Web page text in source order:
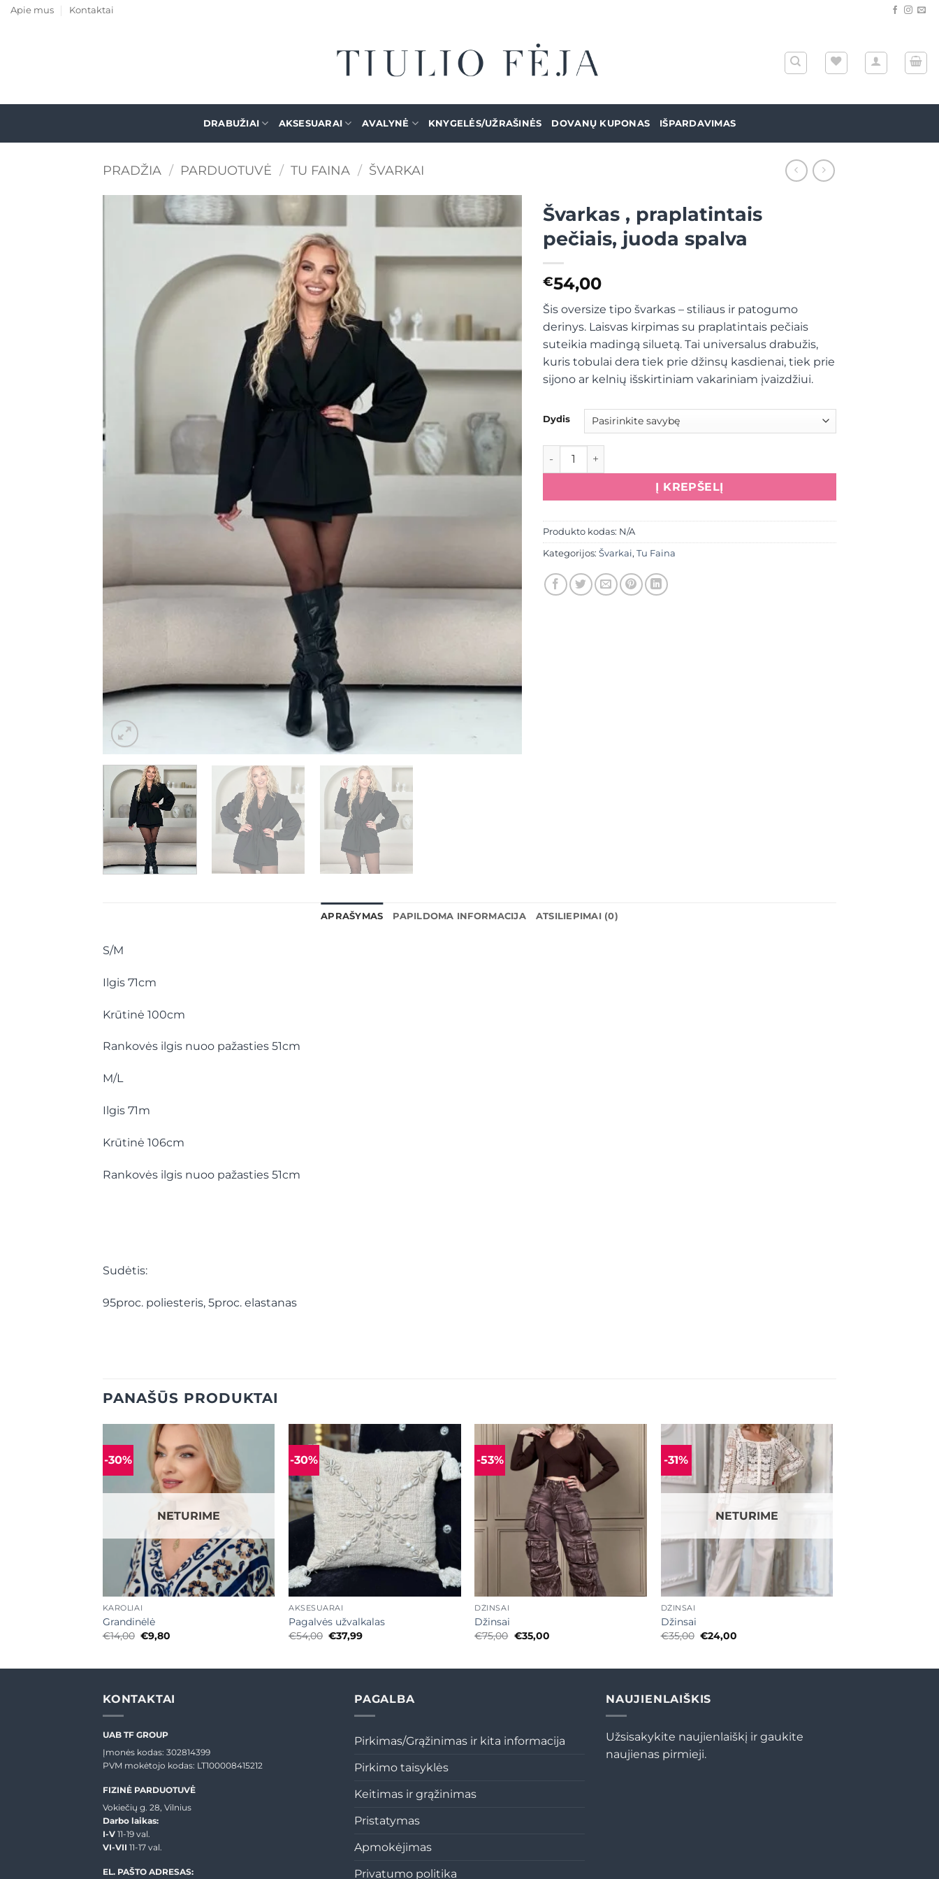
SkipApie mus Kontaktai
DRABUŽIAI AKSESUARAI AVALYNĖ KNYGELĖS/UŽRAŠINĖS DOVANŲ KUPONAS IŠPARDAVIMAS
PRADŽIA / PARDUOTUVĖ / TU FAINA / ŠVARKAI
Švarkas , praplatintais
pečiais, juoda spalva
€54,00
Šis oversize tipo švarkas – stiliaus ir patogumo
derinys. Laisvas kirpimas su praplatintais pečiais
suteikia madingą siluetą. Tai universalus drabužis,
kuris tobulai dera tiek prie džinsų kasdienai, tiek prie
sijono ar kelnių išskirtiniam vakariniam įvaizdžiui.
Dydis
produkto kiekis: Švarkas , praplatintais pečiais, juoda spalva
Į KREPŠELĮ
Produkto kodas: N/A
Kategorijos: Švarkai, Tu Faina
APRAŠYMAS PAPILDOMA INFORMACIJA ATSILIEPIMAI (0)
S/M
Ilgis 71cm
Krūtinė 100cm
Rankovės ilgis nuoo pažasties 51cm
M/L
Ilgis 71m
Krūtinė 106cm
Rankovės ilgis nuoo pažasties 51cm
Sudėtis:
95proc. poliesteris, 5proc. elastanas
PANAŠŪS PRODUKTAI
-30% Mėgstamiausias
NETURIME
KAROLIAI
Grandinėlė
€14,00 Original
price
€9,80
-30% Mėgstamiausias
+
AKSESUARAI
Pagalvės užvalkalas
€54,00 Original
price
€37,99Current
-53% Mėgstamiausias
DŽINSAI
Džinsai
€75,00 Original
price
€35,00Current
-31% Mėgstamiausias
+
NETURIME
DŽINSAI
Džinsai
€35,00 Original
price
€24,00Current
KONTAKTAI
UAB TF GROUP
Įmonės kodas: 302814399
PVM mokėtojo kodas: LT100008415212
FIZINĖ PARDUOTUVĖ
Vokiečių g. 28, Vilnius
Darbo laikas:
I-V 11-19 val.
VI-VII 11-17 val.
EL. PAŠTO ADRESAS:
PAGALBA
Pirkimas/Grąžinimas ir kita informacija
Pirkimo taisyklės
Keitimas ir grąžinimas
Pristatymas
Apmokėjimas
Privatumo politika
NAUJIENLAIŠKIS
Užsisakykite naujienlaiškį ir gaukite
naujienas pirmieji.